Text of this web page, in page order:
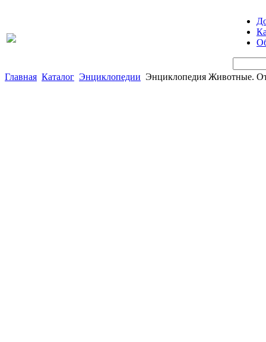
Главная Каталог Энциклопедии Энциклопедия Животные.